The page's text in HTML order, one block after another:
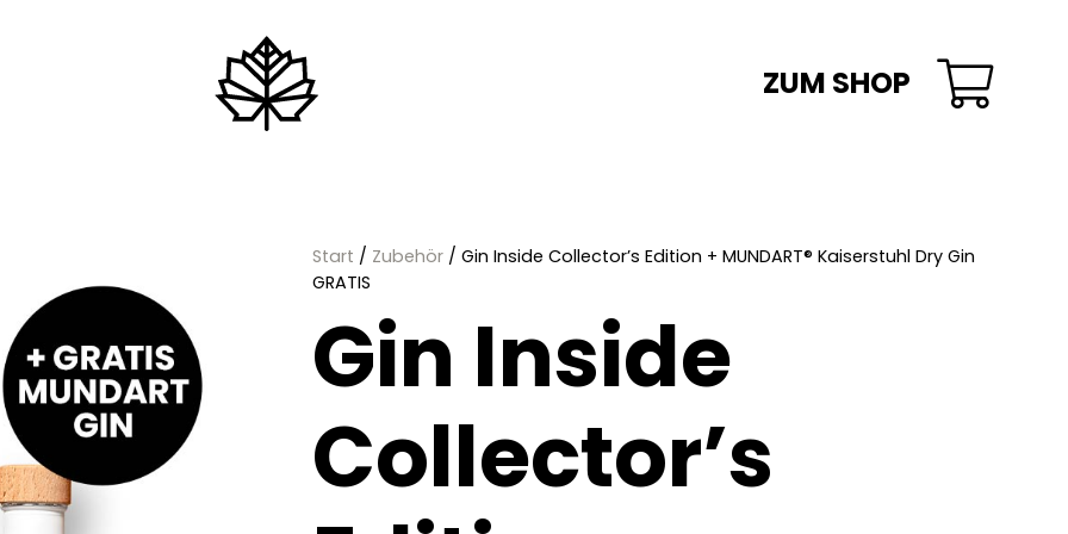
ZUM SHOP
Start / Zubehör/ Gin Inside Collector’s Edition + MUNDART® Kaiserstuhl Dry Gin
GRATIS
Gin Inside
Collector’s